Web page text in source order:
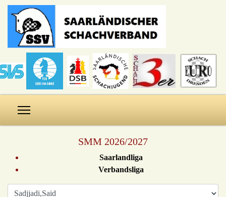
SMM 2026/2027
Saarlandliga
Verbandsliga